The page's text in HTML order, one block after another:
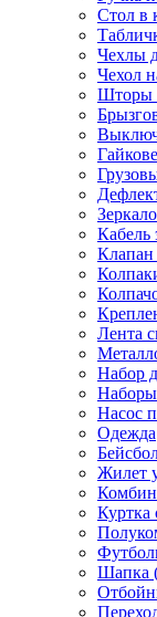
Стол в
Чехлы
Чехол
Шторы
Кабель
Клапан
Лента
Набор
Насос
Одежда
Жилет
Куртка
Шапка